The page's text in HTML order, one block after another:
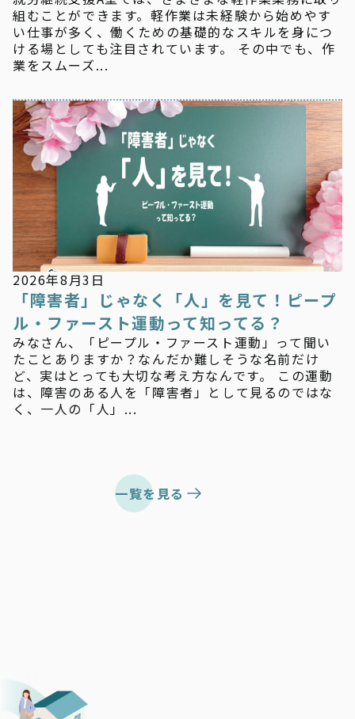
組むことができます。軽作業は未経験から始めやす
い仕事が多く、働くための基礎的なスキルを身につ
ける場としても注目されています。 その中でも、作
業をスムーズ...
新着情報
2026年8月3日
「障害者」じゃなく「人」を見て！ピープ
ル・ファースト運動って知ってる？
みなさん、「ピープル・ファースト運動」って聞い
たことありますか？なんだか難しそうな名前だけ
ど、実はとっても大切な考え方なんです。 この運動
は、障害のある人を「障害者」として見るのではな
く、一人の「人」...
一覧を見る